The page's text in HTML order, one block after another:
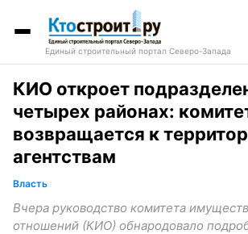
Единый строительный портал Северо-Запада
КИО откроет
четырех районах:
возвращается к
агентствам
Власть
Вчера руководство комитета
отношений (КИО) обнародовало